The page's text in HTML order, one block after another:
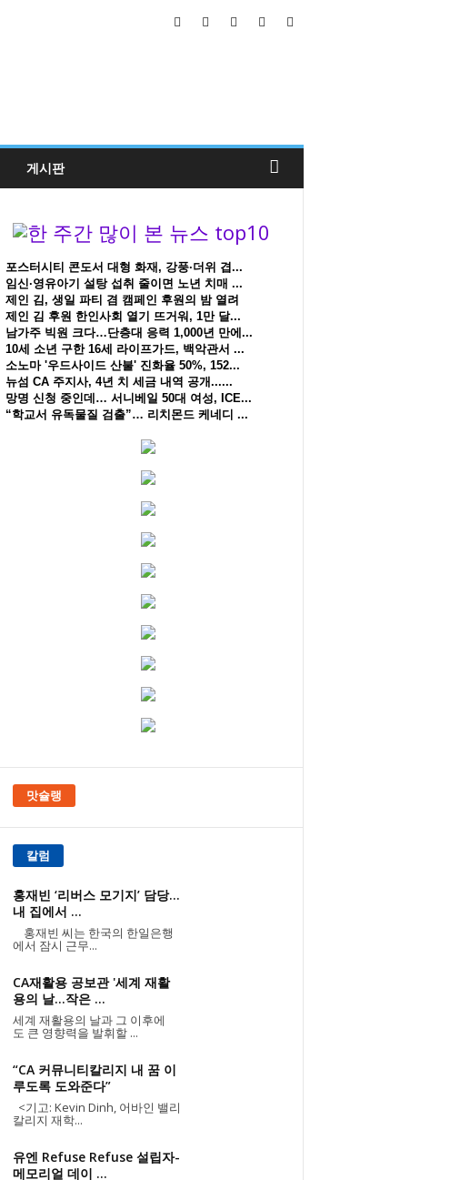
게시판
포스터시티 콘도서 대형 화재, 강풍·더위 겹...
임신·영유아기 설탕 섭취 줄이면 노년 치매 ...
제인 김, 생일 파티 겸 캠페인 후원의 밤 열려
제인 김 후원 한인사회 열기 뜨거워, 1만 달...
남가주 빅원 크다…단층대 응력 1,000년 만에...
10세 소년 구한 16세 라이프가드, 백악관서 ...
소노마 '우드사이드 산불' 진화율 50%, 152...
뉴섬 CA 주지사, 4년 치 세금 내역 공개......
망명 신청 중인데… 서니베일 50대 여성, ICE...
“학교서 유독물질 검출”… 리치몬드 케네디 ...
맛슐랭
칼럼
홍재빈 ‘리버스 모기지’ 담당...
내 집에서 ...
홍재빈 씨는 한국의 한일은행
에서 잠시 근무...
CA재활용 공보관 '세계 재활
용의 날...작은 ...
세계 재활용의 날과 그 이후에
도 큰 영향력을 발휘할 ...
“CA 커뮤니티칼리지 내 꿈 이
루도록 도와준다”
<기고: Kevin Dinh, 어바인 밸리
칼리지 재학...
유엔 Refuse Refuse 설립자-
메모리얼 데이 ...